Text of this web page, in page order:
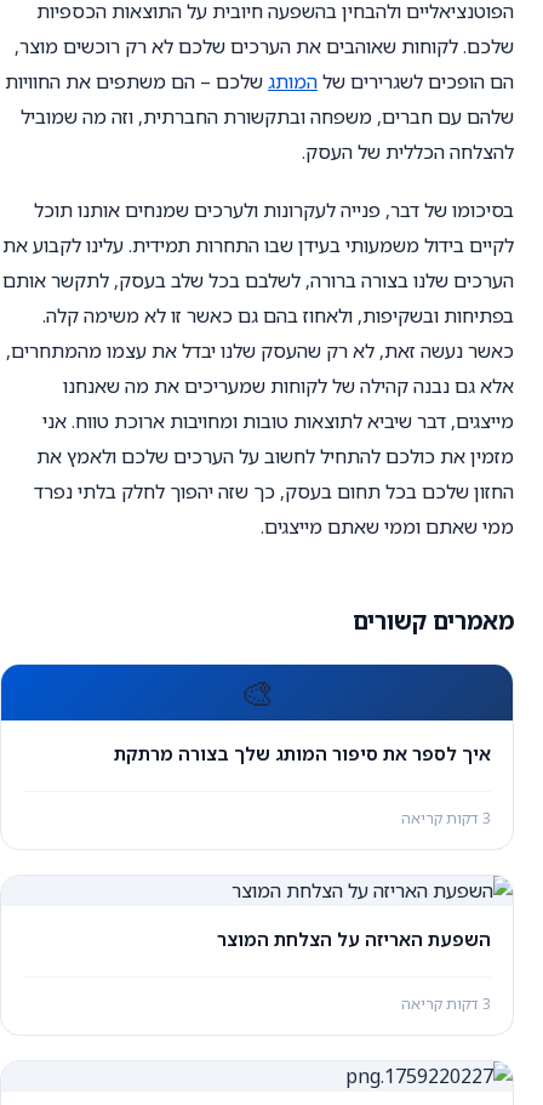
הפוטנציאליים ולהבחין בהשפעה חיובית על התוצאות הכספיות
שלכם. לקוחות שאוהבים את הערכים שלכם לא רק רוכשים מוצר,
הם הופכים לשגרירים שלהמותגשלכם – הם משתפים את החוויות
שלהם עם חברים, משפחה ובתקשורת החברתית, וזה מה שמוביל
להצלחה הכללית של העסק.
בסיכומו של דבר, פנייה לעקרונות ולערכים שמנחים אותנו תוכל
לקיים בידול משמעותי בעידן שבו התחרות תמידית. עלינו לקבוע את
הערכים שלנו בצורה ברורה, לשלבם בכל שלב בעסק, לתקשר אותם
בפתיחות ובשקיפות, ולאחוז בהם גם כאשר זו לא משימה קלה.
כאשר נעשה זאת, לא רק שהעסק שלנו יבדל את עצמו מהמתחרים,
אלא גם נבנה קהילה של לקוחות שמעריכים את מה שאנחנו
מייצגים, דבר שיביא לתוצאות טובות ומחויבות ארוכת טווח. אני
מזמין את כולכם להתחיל לחשוב על הערכים שלכם ולאמץ את
החזון שלכם בכל תחום בעסק, כך שזה יהפוך לחלק בלתי נפרד
ממי שאתם וממי שאתם מייצגים.
מאמרים קשורים
🎨
איך לספר את סיפור המותג שלך בצורה מרתקת
3 דקות קריאה
השפעת האריזה על הצלחת המוצר
3 דקות קריאה